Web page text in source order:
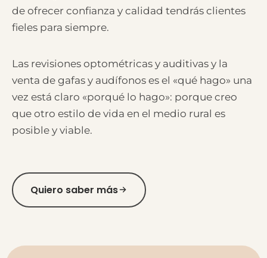
de ofrecer confianza y calidad tendrás clientes
fieles para siempre.
Las revisiones optométricas y auditivas y la
venta de gafas y audífonos es el «qué hago» una
vez está claro «porqué lo hago»: porque creo
que otro estilo de vida en el medio rural es
posible y viable.
Quiero saber más